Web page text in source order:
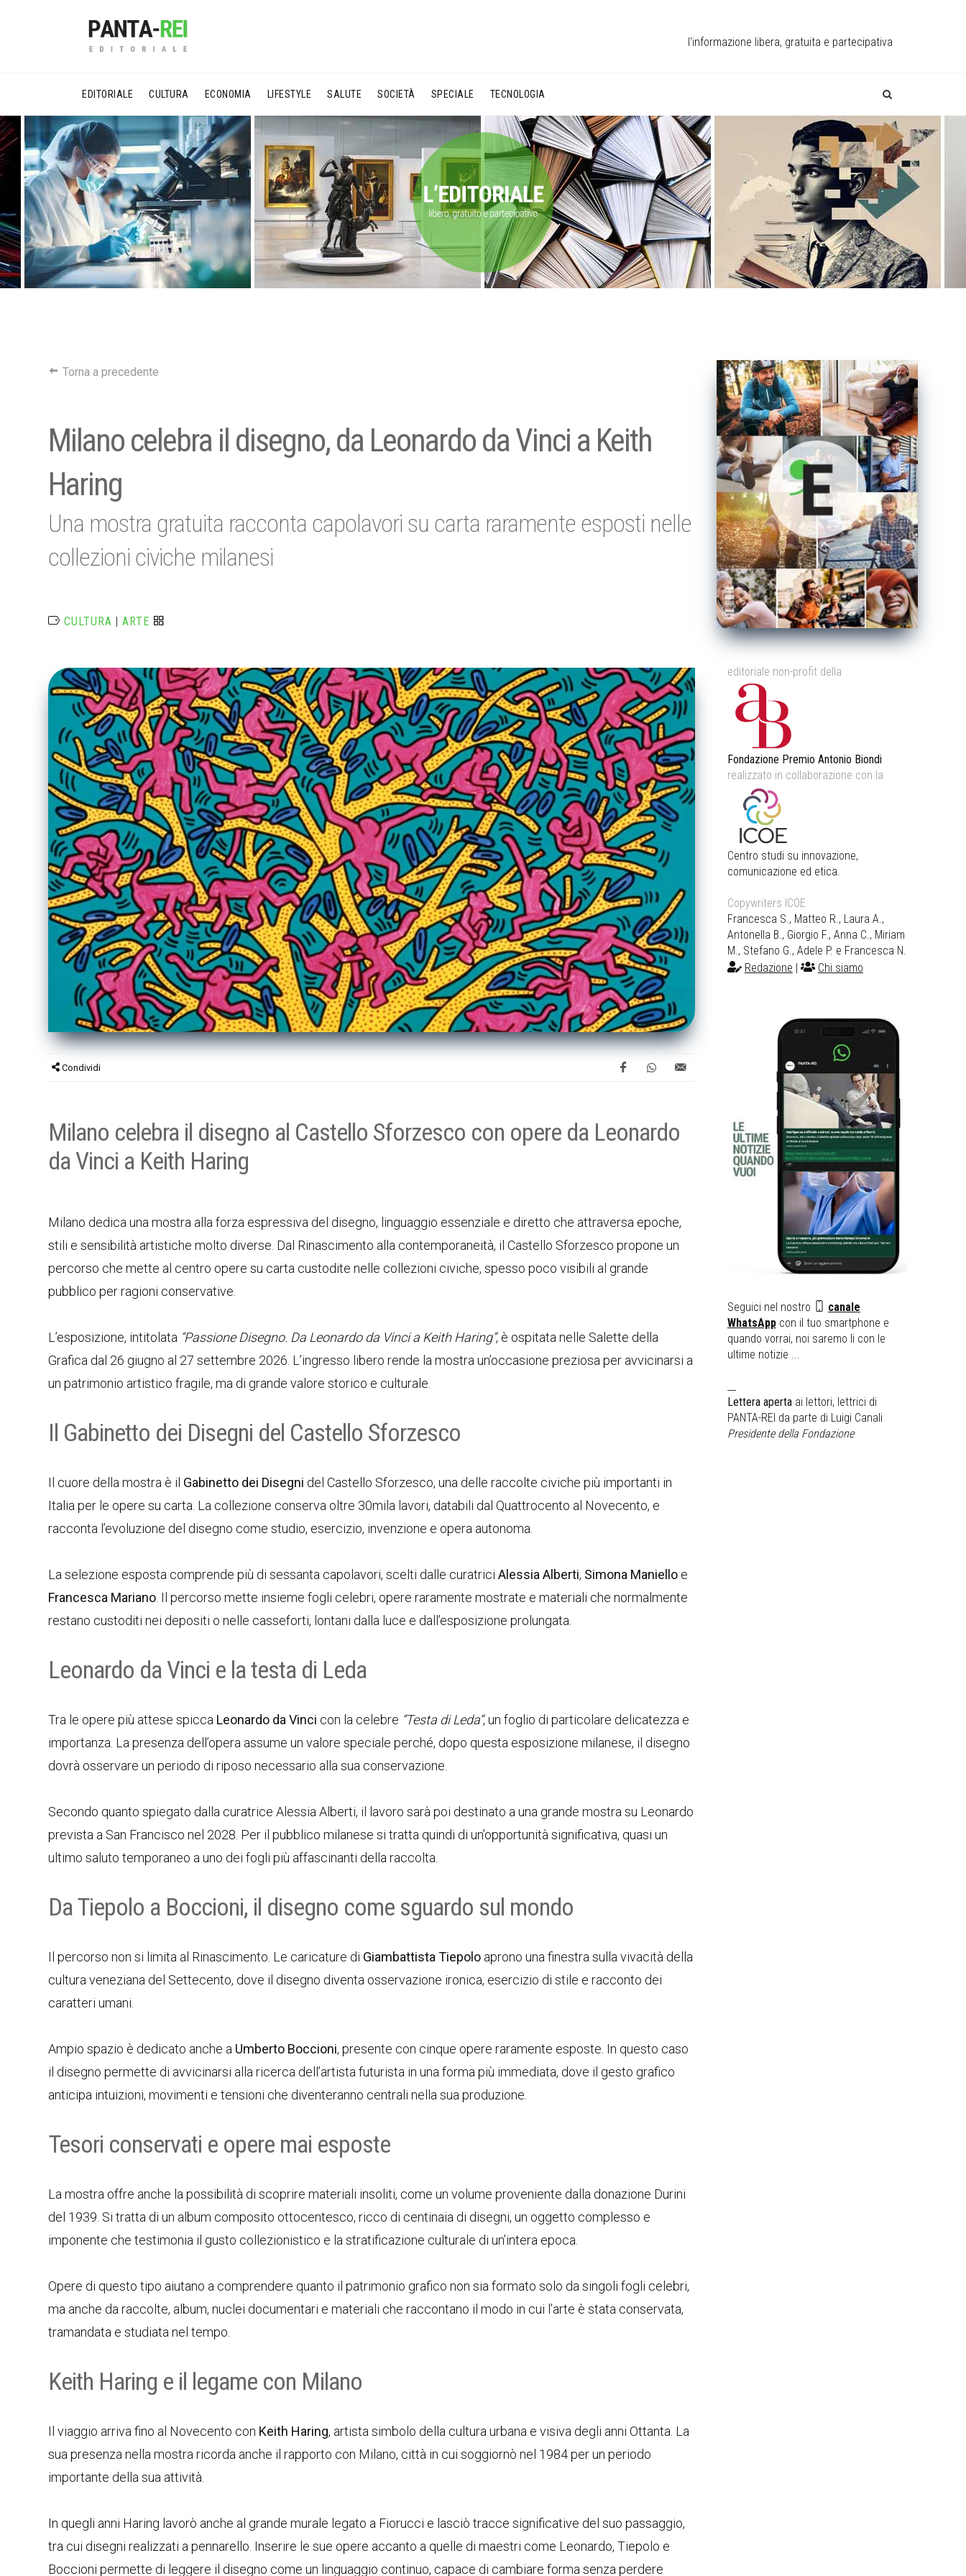
l'informazione libera, gratuita e partecipativa
EDITORIALE CULTURA ECONOMIA LIFESTYLE SALUTE SOCIETÀ SPECIALE TECNOLOGIA
Torna a precedente
Milano celebra il disegno, da Leonardo da Vinci a Keith
Haring
Una mostra gratuita racconta capolavori su carta raramente esposti nelle
collezioni civiche milanesi
CULTURA |ARTE
Condividi
Milano celebra il disegno al Castello Sforzesco con opere da Leonardo
da Vinci a Keith Haring
Milano dedica una mostra alla forza espressiva del disegno, linguaggio essenziale e diretto che attraversa epoche,
stili e sensibilità artistiche molto diverse. Dal Rinascimento alla contemporaneità, il Castello Sforzesco propone un
percorso che mette al centro opere su carta custodite nelle collezioni civiche, spesso poco visibili al grande
pubblico per ragioni conservative.
L’esposizione, intitolata “Passione Disegno. Da Leonardo da Vinci a Keith Haring”, è ospitata nelle Salette della
Grafica dal 26 giugno al 27 settembre 2026. L’ingresso libero rende la mostra un’occasione preziosa per avvicinarsi a
un patrimonio artistico fragile, ma di grande valore storico e culturale.
Il Gabinetto dei Disegni del Castello Sforzesco
Il cuore della mostra è il Gabinetto dei Disegni del Castello Sforzesco, una delle raccolte civiche più importanti in
Italia per le opere su carta. La collezione conserva oltre 30mila lavori, databili dal Quattrocento al Novecento, e
racconta l’evoluzione del disegno come studio, esercizio, invenzione e opera autonoma.
La selezione esposta comprende più di sessanta capolavori, scelti dalle curatriciAlessia Alberti, Simona Maniello e
Francesca Mariano . Il percorso mette insieme fogli celebri, opere raramente mostrate e materiali che normalmente
restano custoditi nei depositi o nelle casseforti, lontani dalla luce e dall’esposizione prolungata.
Leonardo da Vinci e la testa di Leda
Tra le opere più attese spicca Leonardo da Vinci con la celebre “Testa di Leda”, un foglio di particolare delicatezza e
importanza. La presenza dell’opera assume un valore speciale perché, dopo questa esposizione milanese, il disegno
dovrà osservare un periodo di riposo necessario alla sua conservazione.
Secondo quanto spiegato dalla curatrice Alessia Alberti, il lavoro sarà poi destinato a una grande mostra su Leonardo
prevista a San Francisco nel 2028. Per il pubblico milanese si tratta quindi di un’opportunità significativa, quasi un
ultimo saluto temporaneo a uno dei fogli più affascinanti della raccolta.
Da Tiepolo a Boccioni, il disegno come sguardo sul mondo
Il percorso non si limita al Rinascimento. Le caricature di Giambattista Tiepolo aprono una finestra sulla vivacità della
cultura veneziana del Settecento, dove il disegno diventa osservazione ironica, esercizio di stile e racconto dei
caratteri umani.
Ampio spazio è dedicato anche a Umberto Boccioni, presente con cinque opere raramente esposte. In questo caso
il disegno permette di avvicinarsi alla ricerca dell’artista futurista in una forma più immediata, dove il gesto grafico
anticipa intuizioni, movimenti e tensioni che diventeranno centrali nella sua produzione.
Tesori conservati e opere mai esposte
La mostra offre anche la possibilità di scoprire materiali insoliti, come un volume proveniente dalla donazione Durini
del 1939. Si tratta di un album composito ottocentesco, ricco di centinaia di disegni, un oggetto complesso e
imponente che testimonia il gusto collezionistico e la stratificazione culturale di un’intera epoca.
Opere di questo tipo aiutano a comprendere quanto il patrimonio grafico non sia formato solo da singoli fogli celebri,
ma anche da raccolte, album, nuclei documentari e materiali che raccontano il modo in cui l’arte è stata conservata,
tramandata e studiata nel tempo.
Keith Haring e il legame con Milano
Il viaggio arriva fino al Novecento con Keith Haring, artista simbolo della cultura urbana e visiva degli anni Ottanta. La
sua presenza nella mostra ricorda anche il rapporto con Milano, città in cui soggiornò nel 1984 per un periodo
importante della sua attività.
In quegli anni Haring lavorò anche al grande murale legato a Fiorucci e lasciò tracce significative del suo passaggio,
tra cui disegni realizzati a pennarello. Inserire le sue opere accanto a quelle di maestri come Leonardo, Tiepolo e
Boccioni permette di leggere il disegno come un linguaggio continuo, capace di cambiare forma senza perdere
editoriale non-profit della
Fondazione Premio Antonio Biondi
realizzato in collaborazione con la
Centro studi su innovazione,
comunicazione ed etica.
Copywriters ICOE
Francesca S., Matteo R., Laura A.,
Antonella B., Giorgio F., Anna C., Miriam
M., Stefano G., Adele P. e Francesca N.
Redazione
Chi siamo
Seguici nel nostro
canale
WhatsAppcon il tuo smartphone e
quando vorrai, noi saremo li con le
ultime notizie ...
Lettera apertaai lettori, lettrici di
PANTA-REI da parte di Luigi Canali
Presidente della Fondazione